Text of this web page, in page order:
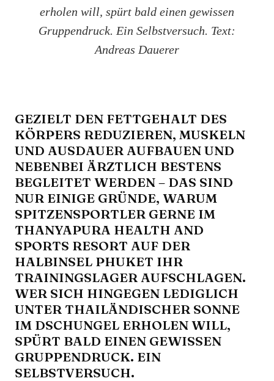
erholen will, spürt bald einen gewissen
Gruppendruck. Ein Selbstversuch. Text:
Andreas Dauerer
GEZIELT DEN FETTGEHALT DES
KÖRPERS REDUZIEREN, MUSKELN
UND AUSDAUER AUFBAUEN UND
NEBENBEI ÄRZTLICH BESTENS
BEGLEITET WERDEN – DAS SIND
NUR EINIGE GRÜNDE, WARUM
SPITZENSPORTLER GERNE IM
THANYAPURA HEALTH AND
SPORTS RESORT AUF DER
HALBINSEL PHUKET IHR
TRAININGSLAGER AUFSCHLAGEN.
WER SICH HINGEGEN LEDIGLICH
UNTER THAILÄNDISCHER SONNE
IM DSCHUNGEL ERHOLEN WILL,
SPÜRT BALD EINEN GEWISSEN
GRUPPENDRUCK. EIN
SELBSTVERSUCH.